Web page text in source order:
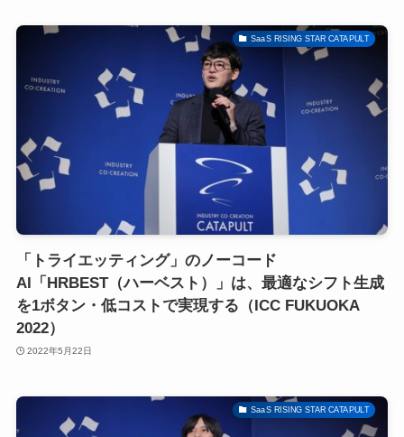
SaaS RISING STAR CATAPULT
「トライエッティング」のノーコード
AI「HRBEST（ハーベスト）」は、最適なシフト生成
を1ボタン・低コストで実現する（ICC FUKUOKA
2022）
2022年5月22日
SaaS RISING STAR CATAPULT